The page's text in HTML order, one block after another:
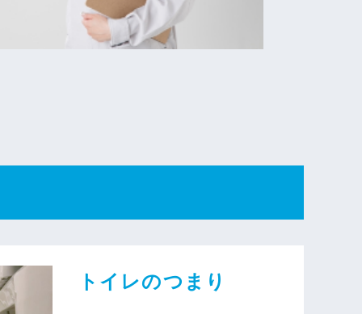
トイレのつまり